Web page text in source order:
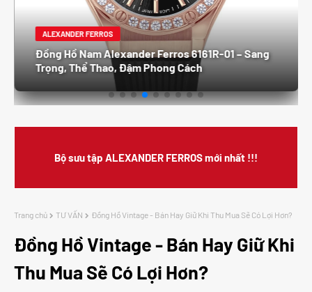
ALEXANDER FERROS
Đồng Hồ Nam Alexander Ferros 6161R-01 – Sang
Trọng, Thể Thao, Đậm Phong Cách
Bộ sưu tập ALEXANDER FERROS mới nhất !!!
Trang chủ TƯ VẤN Đồng Hồ Vintage - Bán Hay Giữ Khi Thu Mua Sẽ Có Lợi Hơn?
Đồng Hồ Vintage - Bán Hay Giữ Khi
Thu Mua Sẽ Có Lợi Hơn?